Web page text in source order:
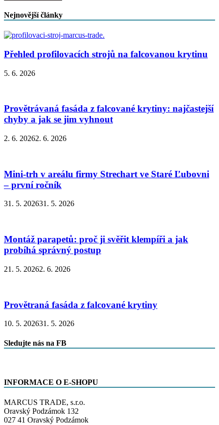
Nejnovější články
Přehled profilovacích strojů na falcovanou krytinu
5. 6. 2026
Provětrávaná fasáda z falcované krytiny: najčastejší
chyby a jak se jim vyhnout
2. 6. 20262. 6. 2026
Mini-trh v areálu firmy Strechart ve Staré Ľubovni
– první ročník
31. 5. 202631. 5. 2026
Montáž parapetů: proč ji svěřit klempíři a jak
probíhá správný postup
21. 5. 20262. 6. 2026
Provětraná fasáda z falcované krytiny
10. 5. 202631. 5. 2026
Sledujte nás na FB
INFORMACE O E-SHOPU
MARCUS TRADE, s.r.o.
Oravský Podzámok 132
027 41 Oravský Podzámok